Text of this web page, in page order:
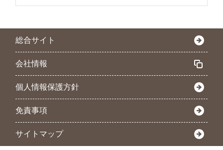
総合サイト
会社情報
個人情報保護方針
免責事項
サイトマップ